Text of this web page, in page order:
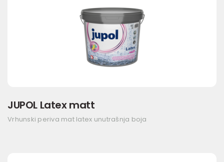
JUPOL Latex matt
Vrhunski periva mat latex unutrašnja boja